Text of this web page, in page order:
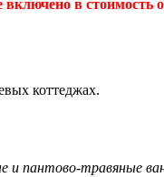
включено в стоимость
коттеджах.
и пантово-травяные